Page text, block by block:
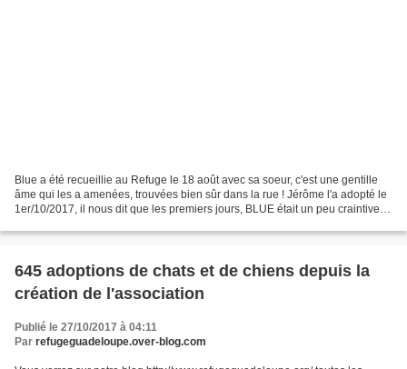
Blue a été recueillie au Refuge le 18 août avec sa soeur, c'est une gentille
âme qui les a amenées, trouvées bien sûr dans la rue ! Jérôme l'a adopté le
1er/10/2017, il nous dit que les premiers jours, BLUE était un peu craintive
645 adoptions de chats et de chiens depuis la
création de l'association
Publié le 27/10/2017 à 04:11
Par refugeguadeloupe.over-blog.com